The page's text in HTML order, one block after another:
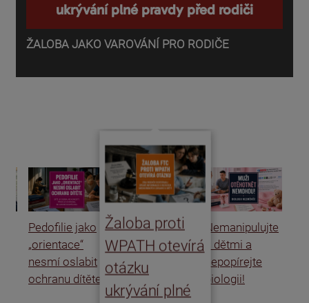
ukrývání plné pravdy před rodiči
ŽALOBA JAKO VAROVÁNÍ PRO RODIČE
Pedofilie jako
„orientace“
nesmí oslabit
ochranu dítěte
Žaloba proti
WPATH otevírá
otázku
ukrývání plné
Nemanipulujte
s dětmi a
nepopírejte
biologii!